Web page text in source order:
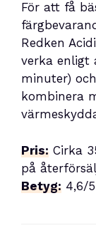
För att få
Redken
verka enligt
minuter)
kombinera
Pris: Cirka
på
Betyg: 4,6/5